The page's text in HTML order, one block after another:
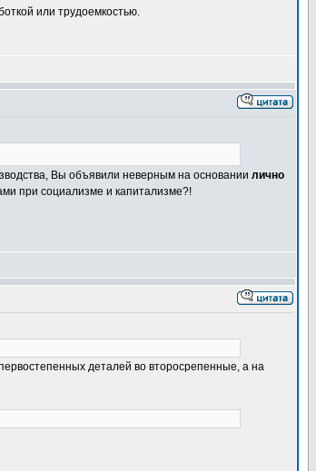
или трудоемкостью.
Вы объявили неверным на основании лично
при социализме и капитализме?!
деталей во второсрепенные, а на